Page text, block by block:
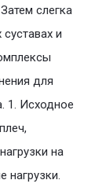
слегка
и
для
1. Исходное
на
нагрузки.